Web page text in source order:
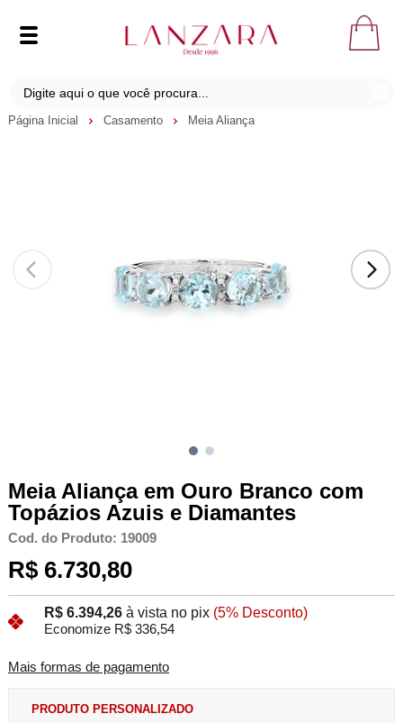
Página Inicial Casamento Meia Aliança
Meia Aliança em Ouro Branco com
Topázios Azuis e Diamantes
Cod. do Produto: 19009
R$ 6.730,80
R$ 6.394,26 à vista no pix (5% Desconto)
Economize R$ 336,54
Mais formas de pagamento
PRODUTO PERSONALIZADO